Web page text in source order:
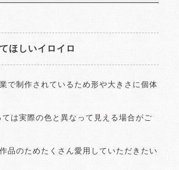
ほしいイロイロ
で制作されているため形や大きさに個体
は実際の色と異なって見える場合がご
品のためたくさん愛用していただきたい